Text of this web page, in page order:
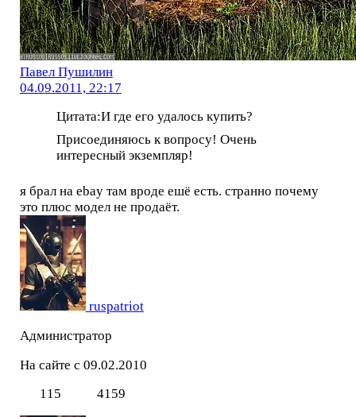
Павел Пушилин
04.09.2011, 22:17
Цитата:И где его удалось купить?
Присоединяюсь к вопросу! Очень
интересный экземпляр!
я брал на ebay там вроде ешё есть. странно почему
это плюс модел не продаёт.
ruspatriot
Администратор
На сайте с 09.02.2010
115
4159